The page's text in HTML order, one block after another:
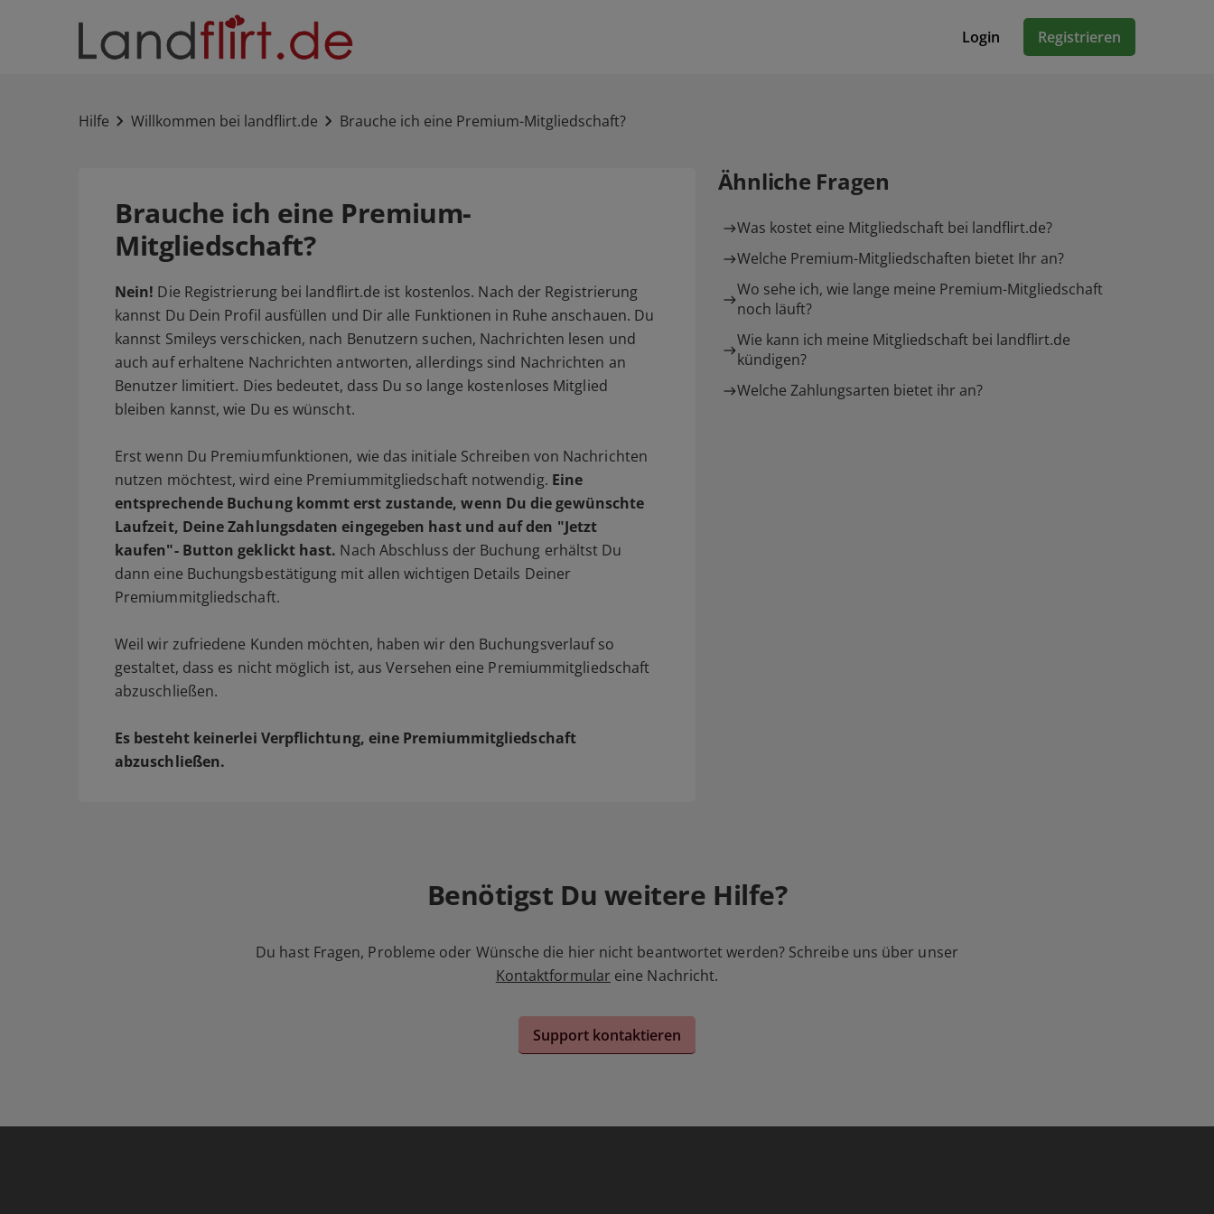
Login Registrieren
Hilfe Willkommen bei landflirt.de Brauche ich eine Premium-Mitgliedschaft?
Brauche ich eine Premium-
Mitgliedschaft?
Nein! Die Registrierung bei landflirt.de ist kostenlos. Nach der Registrierung
kannst Du Dein Profil ausfüllen und Dir alle Funktionen in Ruhe anschauen. Du
kannst Smileys verschicken, nach Benutzern suchen, Nachrichten lesen und
auch auf erhaltene Nachrichten antworten, allerdings sind Nachrichten an
Benutzer limitiert. Dies bedeutet, dass Du so lange kostenloses Mitglied
bleiben kannst, wie Du es wünscht.
Erst wenn Du Premiumfunktionen, wie das initiale Schreiben von Nachrichten
nutzen möchtest, wird eine Premiummitgliedschaft notwendig. Eine
entsprechende Buchung kommt erst zustande, wenn Du die gewünschte
Laufzeit, Deine Zahlungsdaten eingegeben hast und auf den "Jetzt
kaufen"- Button geklickt hast. Nach Abschluss der Buchung erhältst Du
dann eine Buchungsbestätigung mit allen wichtigen Details Deiner
Premiummitgliedschaft.
Weil wir zufriedene Kunden möchten, haben wir den Buchungsverlauf so
gestaltet, dass es nicht möglich ist, aus Versehen eine Premiummitgliedschaft
abzuschließen.
Es besteht keinerlei Verpflichtung, eine Premiummitgliedschaft
abzuschließen.
Ähnliche Fragen
Was kostet eine Mitgliedschaft bei landflirt.de?
Welche Premium-Mitgliedschaften bietet Ihr an?
Wo sehe ich, wie lange meine Premium-Mitgliedschaft
noch läuft?
Wie kann ich meine Mitgliedschaft bei landflirt.de
kündigen?
Welche Zahlungsarten bietet ihr an?
Benötigst Du weitere Hilfe?
Du hast Fragen, Probleme oder Wünsche die hier nicht beantwortet werden? Schreibe uns über unser
Kontaktformular eine Nachricht.
Support kontaktieren